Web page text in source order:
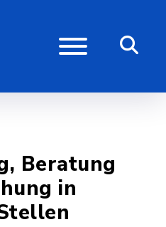
Beratung
in